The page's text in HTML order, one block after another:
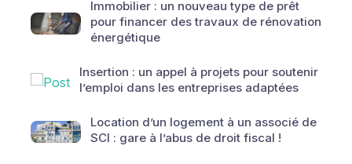
Immobilier : un nouveau type de prêt
pour financer des travaux de rénovation
énergétique
Insertion : un appel à projets pour soutenir
l’emploi dans les entreprises adaptées
Location d’un logement à un associé de
SCI : gare à l’abus de droit fiscal !